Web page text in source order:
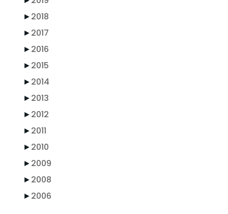
►2018
►2017
►2016
►2015
►2014
►2013
►2012
►2011
►2010
►2009
►2008
►2006